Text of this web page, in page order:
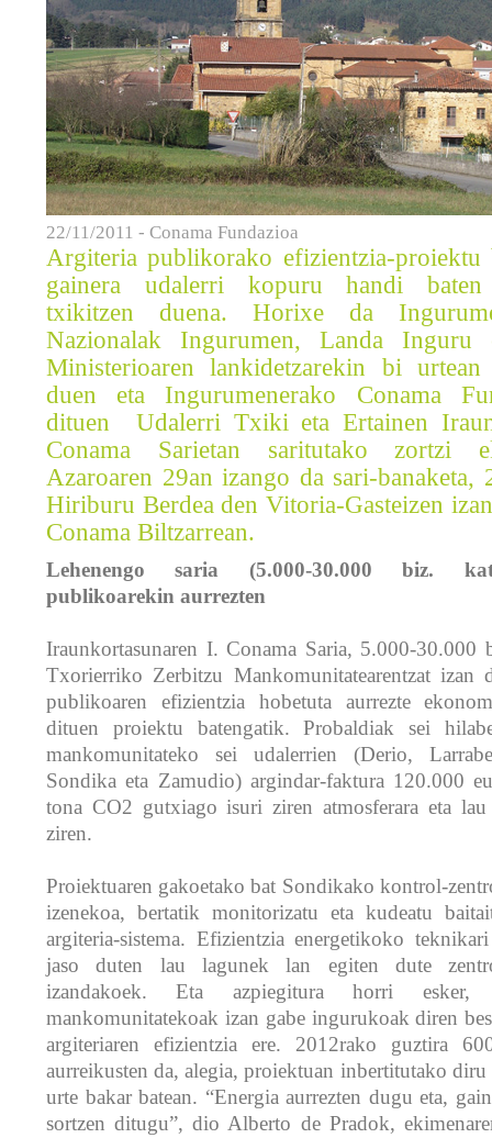
22/11/2011 - Conama Fundazioa
Argiteria publikorako efizientzia-proiektu
gainera udalerri kopuru handi baten
txikitzen duena. Horixe da
Nazionalak Ingurumen, Landa
Ministerioaren lankidetzarekin bi urtean
duen eta Ingurumenerako Conama
dituen Udalerri Txiki eta Ertainen
Conama Sarietan saritutako zortzi
Azaroaren 29an izango da sari-banaketa,
Hiriburu Berdea den Vitoria-Gasteizen
Conama Biltzarrean.
Lehenengo saria (5.000-30.000 biz.
publikoarekin aurrezten
Iraunkortasunaren I. Conama Saria, 5.000-30.000
Txorierriko Zerbitzu Mankomunitatearentzat izan
publikoaren efizientzia hobetuta aurrezte
dituen proiektu batengatik. Probaldiak sei
mankomunitateko sei udalerrien (Derio,
Sondika eta Zamudio) argindar-faktura 120.000
tona CO2 gutxiago isuri ziren atmosferara eta
ziren.
Proiektuaren gakoetako bat Sondikako kontrol-
izenekoa, bertatik monitorizatu eta kudeatu
argiteria-sistema. Efizientzia energetikoko
jaso duten lau lagunek lan egiten dute
izandakoek. Eta azpiegitura horri
mankomunitatekoak izan gabe ingurukoak diren
argiteriaren efizientzia ere. 2012rako guztira
aurreikusten da, alegia, proiektuan inbertitutako
urte bakar batean. “Energia aurrezten dugu eta,
sortzen ditugu”, dio Alberto de Pradok,